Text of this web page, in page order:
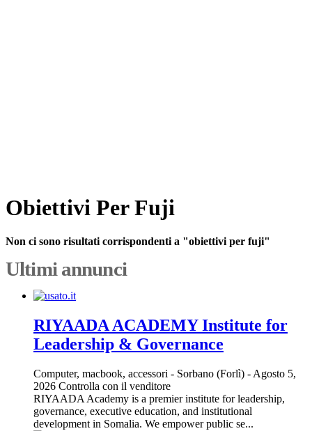
Obiettivi Per Fuji
Non ci sono risultati corrispondenti a "obiettivi per fuji"
Ultimi annunci
RIYAADA ACADEMY Institute for
Leadership & Governance
Computer, macbook, accessori - Sorbano (Forlì) - Agosto 5,
2026 Controlla con il venditore
RIYAADA Academy is a premier institute for leadership,
governance, executive education, and institutional
development in Somalia. We empower public se...